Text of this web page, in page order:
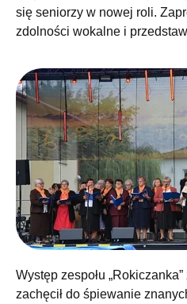
się seniorzy w nowej roli.
zdolności wokalne i
Występ zespołu
zachęcił do śpiewanie